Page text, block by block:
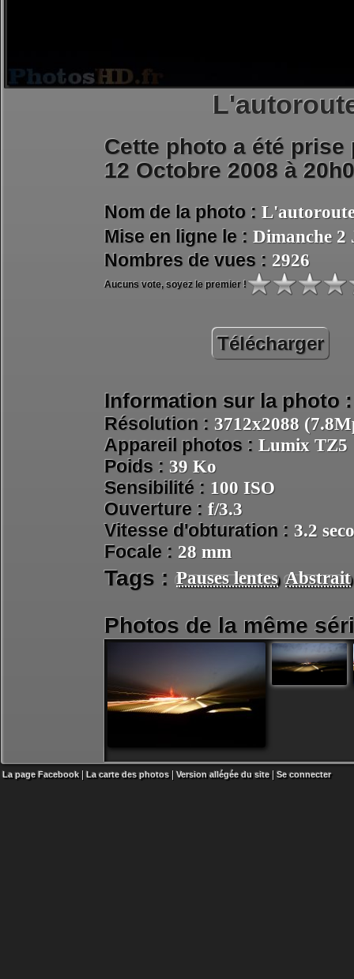
Cette photo a été
12 Octobre 2008 à
Nom de la photo :
Mise en ligne le : Dimanche 2
Nombres de vues : 2926
Aucuns vote, soyez le premier !
Télécharger
Information sur la photo :
Résolution : 3712x2088
Appareil photos : Lumix TZ5
Poids : 39 Ko
Sensibilité : 100 ISO
Ouverture : f/3.3
Vitesse d'obturation : 3.2
Focale : 28 mm
Tags : Pauses lentes Abstrait
Photos de la même
La page Facebook| La carte des photos |Version allégée du site| Se connecter